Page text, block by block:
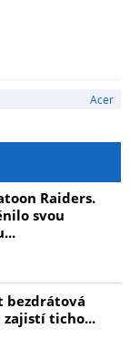
Acer
Raiders.
svou
bezdrátová
zajistí ticho...